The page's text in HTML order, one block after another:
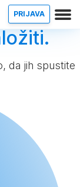
PRIJAVA
da jih spustite